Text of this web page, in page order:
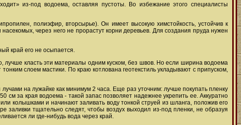
из-под водоема, оставляя пустоты. Во избежание этого специалисты
полиэфир, вторсырье). Он имеет высокую химстойкость, устойчив к
через него не прорастут корни деревьев. Для создания пруда нужен
край его не осыпается.
лучше класть эти материалы одним куском, без швов. Но если ширина водоема
слоем мастики. По краю котлована геотекстиль укладывают с припуском,
на лужайке как минимум 2 часа. Еще раз уточним: лучше покупать пленку
за края водоема - такой запас позволяет надежнее укрепить ее. Аккуратно
колышками и начинают заливать воду тонкой струей из шланга, положив его
тщательно следят, чтобы воздух выходил из-под пленки, не образуя
ли где-нибудь вода через край.